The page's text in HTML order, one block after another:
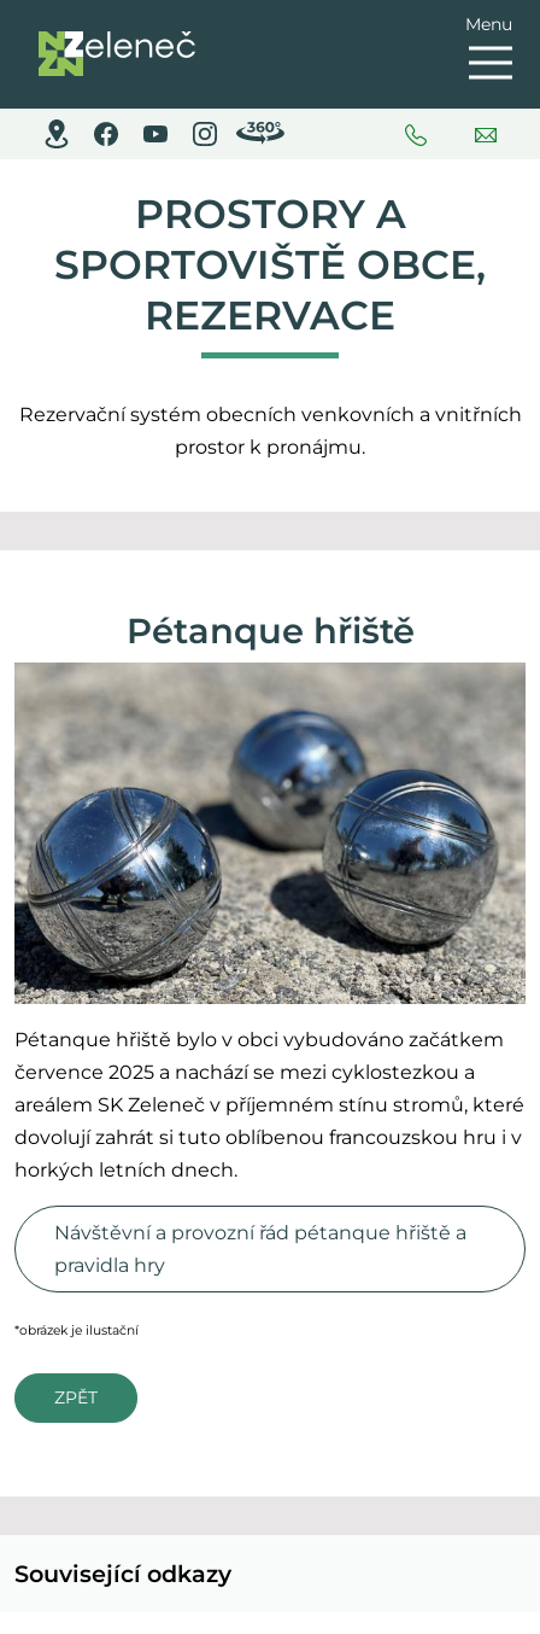
Menu
PROSTORY A
SPORTOVIŠTĚ OBCE,
REZERVACE
Rezervační systém obecních venkovních a vnitřních
prostor k pronájmu.
Pétanque hřiště
Pétanque hřiště bylo v obci vybudováno začátkem
července 2025 a nachází se mezi cyklostezkou a
areálem SK Zeleneč v příjemném stínu stromů, které
dovolují zahrát si tuto oblíbenou francouzskou hru i v
horkých letních dnech.
Návštěvní a provozní řád pétanque hřiště a
pravidla hry
*obrázek je ilustační
ZPĚT
Související odkazy